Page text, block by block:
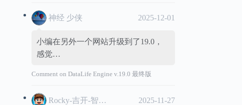
神经 少侠 2025-12-01
小编在另外一个网站升级到了19.0，
感觉…
Comment onDataLife Engine v.19.0 最终版
Rocky-吉开-智能汽车 2025-11-27